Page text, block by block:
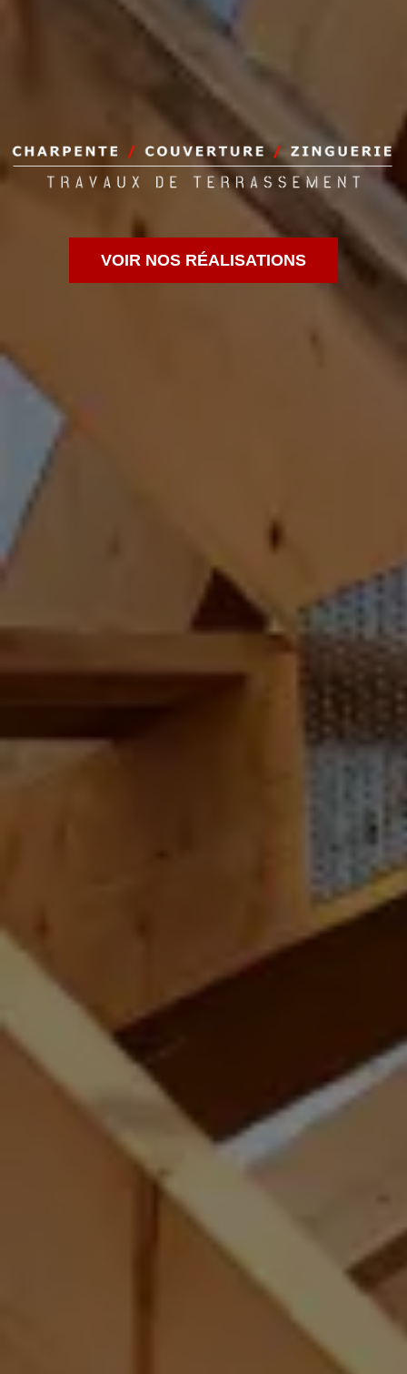
VOIR NOS RÉALISATIONS